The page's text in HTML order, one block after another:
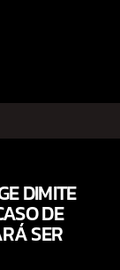
DIMITE
DE
SER